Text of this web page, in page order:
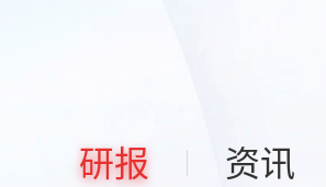
研报 资讯